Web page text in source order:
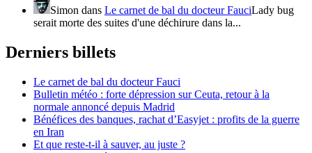
Simon dans Le carnet de bal du docteur FauciLady bug
serait morte des suites d'une déchirure dans la...
Derniers billets
Le carnet de bal du docteur Fauci
Bulletin météo : forte dépression sur Ceuta, retour à la
normale annoncé depuis Madrid
Bénéfices des banques, rachat d’Easyjet : profits de la guerre
en Iran
Et que reste-t-il à sauver, au juste ?